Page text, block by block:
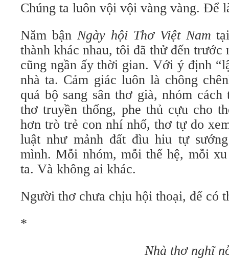
Chúng ta luôn vội vội vàng vàng. Để
Năm bận Ngày hội Thơ Việt Nam
thành khác nhau, tôi đã thử đến trước
cũng ngần ấy thời gian. Với ý định
nhà ta. Cảm giác luôn là chông
quá bộ sang sân thơ già, nhóm
thơ truyền thống, phe thủ cựu cho
hơn trò trẻ con nhí nhố, thơ tự do
luật như mảnh đất đìu hiu tự
mình. Mỗi nhóm, mỗi thế hệ, mỗi
ta. Và không ai khác.
Người thơ chưa chịu hội thoại, để có
*
Nhà thơ nghĩ